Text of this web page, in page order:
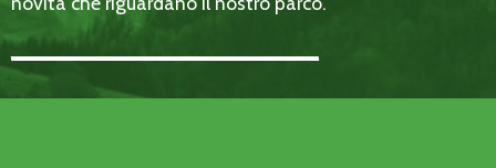
Email Address::: (required)